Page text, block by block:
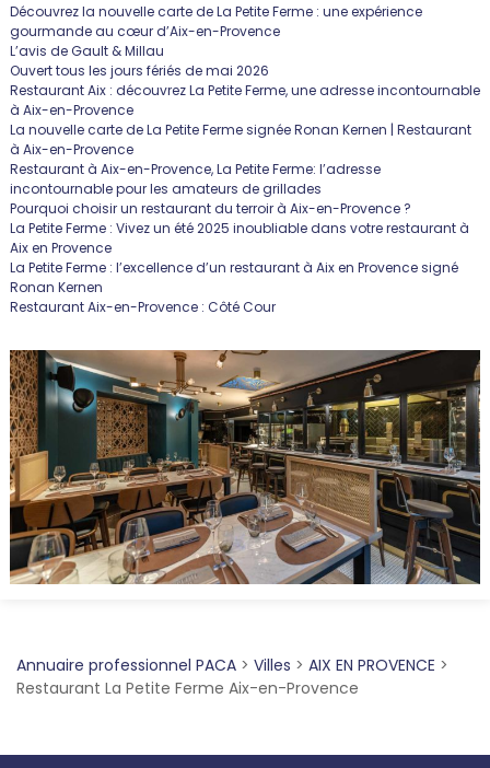
Découvrez la nouvelle carte de La Petite Ferme : une expérience
gourmande au cœur d’Aix-en-Provence
L’avis de Gault & Millau
Ouvert tous les jours fériés de mai 2026
Restaurant Aix : découvrez La Petite Ferme, une adresse incontournable
à Aix-en-Provence
La nouvelle carte de La Petite Ferme signée Ronan Kernen | Restaurant
à Aix-en-Provence
Restaurant à Aix-en-Provence, La Petite Ferme: l’adresse
incontournable pour les amateurs de grillades
Pourquoi choisir un restaurant du terroir à Aix-en-Provence ?
La Petite Ferme : Vivez un été 2025 inoubliable dans votre restaurant à
Aix en Provence
La Petite Ferme : l’excellence d’un restaurant à Aix en Provence signé
Ronan Kernen
Restaurant Aix-en-Provence : Côté Cour
Annuaire professionnel PACA > Villes > AIX EN PROVENCE >
Restaurant La Petite Ferme Aix-en-Provence